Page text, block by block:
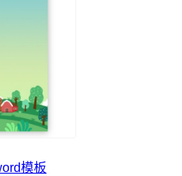
模板